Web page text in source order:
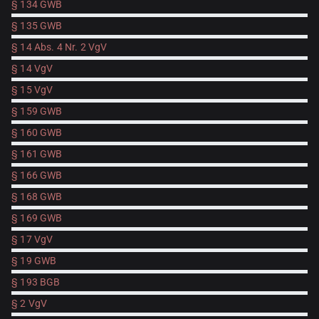
§ 134 GWB
§ 135 GWB
§ 14 Abs. 4 Nr. 2 VgV
§ 14 VgV
§ 15 VgV
§ 159 GWB
§ 160 GWB
§ 161 GWB
§ 166 GWB
§ 168 GWB
§ 169 GWB
§ 17 VgV
§ 19 GWB
§ 193 BGB
§ 2 VgV